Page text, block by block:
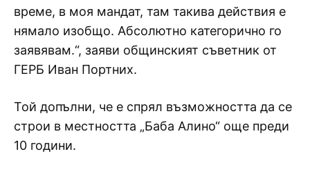
време, в моя мандат, там такива действия е
нямало изобщо. Абсолютно категорично го
заявявам.“, заяви общинският съветник от
ГЕРБ Иван Портних.
Той допълни, че е спрял възможността да се
строи в местността „Баба Алино“ още преди
10 години.